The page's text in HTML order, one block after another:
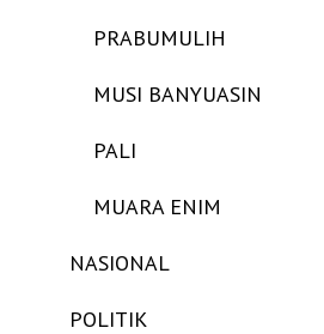
PRABUMULIH
MUSI BANYUASIN
PALI
MUARA ENIM
NASIONAL
POLITIK